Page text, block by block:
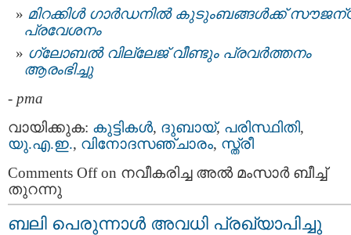
മിറക്കിൾ ഗാർഡനിൽ കുടുംബങ്ങൾക്ക്
പ്രവേശനം
ഗ്ലോബൽ വില്ലേജ് വീണ്ടും പ്രവർത്തനം
ആരംഭിച്ചു
- pma
വായിക്കുക: കുട്ടികള്‍, ദുബായ്‌, പരിസ്ഥിതി,
യു.എ.ഇ., വിനോദസഞ്ചാരം, സ്ത്രീ
Comments Offon നവീകരിച്ച അൽ മംസാർ ബീച്ച്
തുറന്നു
ബലി പെരുന്നാൾ അവധി പ്രഖ്യാപിച്ചു